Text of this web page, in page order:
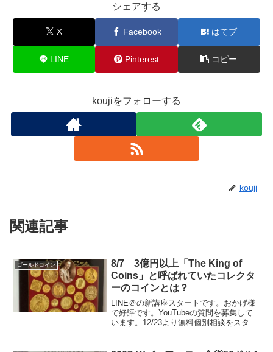
シェアする
X Facebook はてブ
LINE Pinterest コピー
koujiをフォローする
kouji
関連記事
ゴールドコイン
8/7 3億円以上「The King of
Coins」と呼ばれていたコレクタ
ーのコインとは？
LINE＠の新講座スタートです。おかげ様
で好評です。YouTubeの質問を募集して
います。12/23より無料個別相談をスター